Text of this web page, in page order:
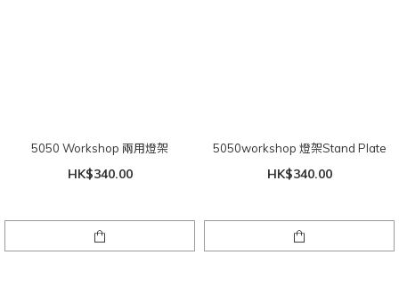
5050 Workshop 兩用燈架
HK$340.00
5050workshop 燈架Stand Plate
HK$340.00